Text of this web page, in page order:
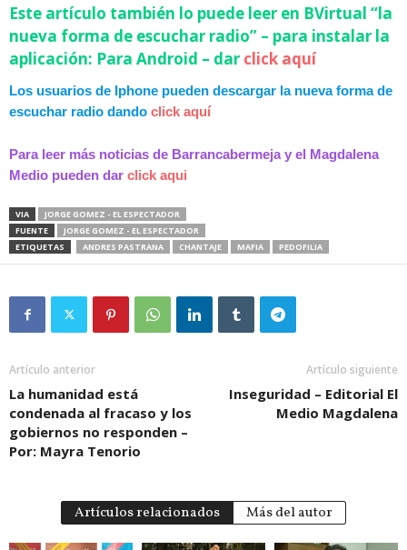
Este artículo también lo puede leer en BVirtual “la
nueva forma de escuchar radio” – para instalar la
aplicación: Para Android – dar click aquí
Los usuarios de Iphone pueden descargar la nueva forma de
escuchar radio dando click aquí
Para leer más noticias de Barrancabermeja y el Magdalena
Medio pueden dar click aqui
VIA
JORGE GOMEZ - EL ESPECTADOR
FUENTE
JORGE GOMEZ - EL ESPECTADOR
ETIQUETAS
ANDRES PASTRANA CHANTAJE MAFIA PEDOFILIA
Artículo anterior
La humanidad está
condenada al fracaso y los
gobiernos no responden –
Por: Mayra Tenorio
Artículo siguiente
Inseguridad – Editorial El
Medio Magdalena
Artículos relacionados Más del autor